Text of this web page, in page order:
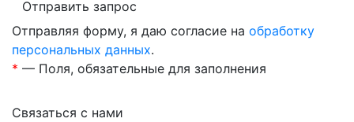
Отправить запрос
Отправляя форму, я даю согласие на обработку
персональных данных.
* — Поля, обязательные для заполнения
Связаться с нами